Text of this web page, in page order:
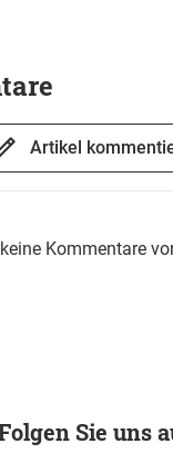
Artikel
Kommentare
Sie uns